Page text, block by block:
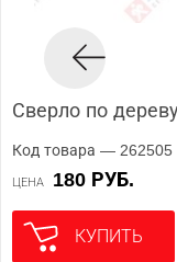
Сверло по
Код товара — 262505
ЦЕНА 180 РУБ.
КУПИТЬ